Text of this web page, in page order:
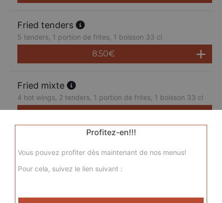
Fried tenders
5 tenders, 1 portion de frites, 1 boisson 33 cl
8.50€
Fried mixte
4 hot wings, 2 tenders, 1 portion de frites, 1 boisson 33 cl
30 hot wings, 4 portions de frites, 1 maxi coca cola 1, 25L
28.00€
Profitez-en!!!
Vous pouvez profiter dès maintenant de nos menus!
Pour cela, suivez le lien suivant :